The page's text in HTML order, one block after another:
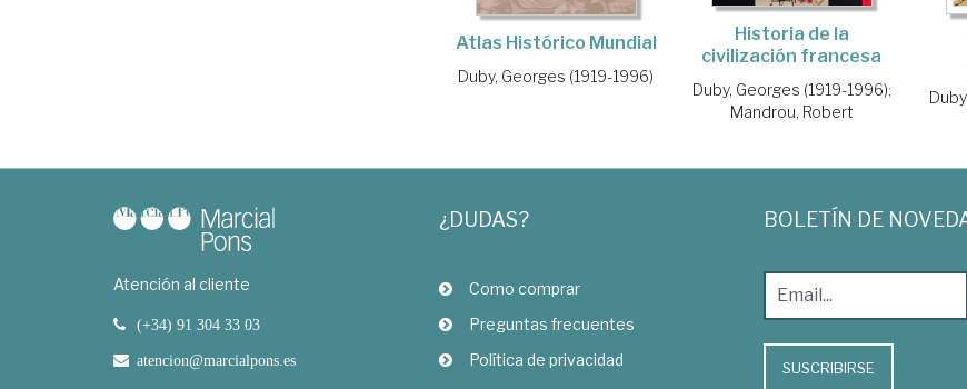
Atlas Histórico Mundial
Duby, Georges (1919-1996)
Historia de la
civilización francesa
Duby, Georges (1919-1996);
Mandrou, Robert
Atención al cliente
(+34) 91 304 33 03
atencion@marcialpons.es
¿DUDAS?
Como comprar
Preguntas frecuentes
Política de privacidad
BOLETÍN DE
SUSCRIBIRSE